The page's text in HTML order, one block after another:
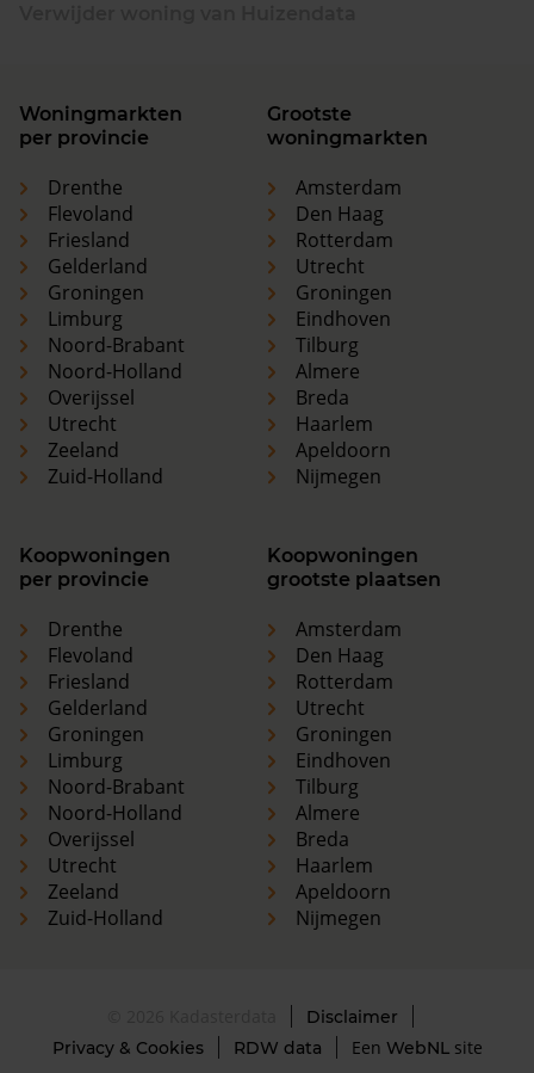
Woningmarkten
per provincie
Drenthe
Flevoland
Friesland
Gelderland
Groningen
Limburg
Noord-Brabant
Noord-Holland
Overijssel
Utrecht
Zeeland
Zuid-Holland
Grootste
woningmarkten
Amsterdam
Den Haag
Rotterdam
Utrecht
Groningen
Eindhoven
Tilburg
Almere
Breda
Haarlem
Apeldoorn
Nijmegen
Koopwoningen
per provincie
Drenthe
Flevoland
Friesland
Gelderland
Groningen
Limburg
Noord-Brabant
Noord-Holland
Overijssel
Utrecht
Zeeland
Zuid-Holland
Koopwoningen
grootste plaatsen
Amsterdam
Den Haag
Rotterdam
Utrecht
Groningen
Eindhoven
Tilburg
Almere
Breda
Haarlem
Apeldoorn
Nijmegen
Disclaimer
Privacy & Cookies
RDW data Een WebNLsite